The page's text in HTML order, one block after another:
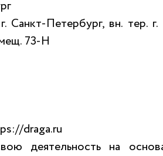
Санкт-Петербург, вн. тер.
73-Н
draga.ru
деятельность на